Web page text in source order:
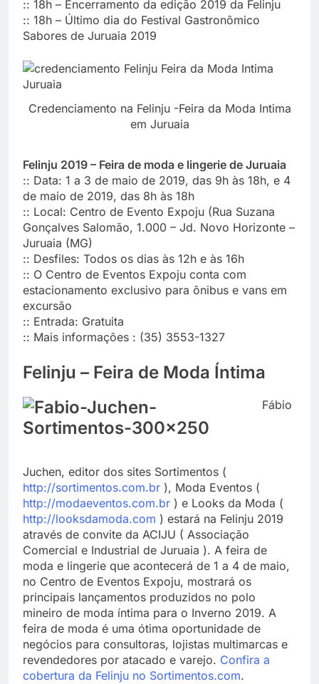
:: 18h – Encerramento da edição 2019 da Felinju
:: 18h – Último dia do Festival Gastronômico
Sabores de Juruaia 2019
Credenciamento na Felinju -Feira da Moda Intima
em Juruaia
Felinju 2019 – Feira de moda e lingerie de Juruaia
:: Data: 1 a 3 de maio de 2019, das 9h às 18h, e 4
de maio de 2019, das 8h às 18h
:: Local: Centro de Evento Expoju (Rua Suzana
Gonçalves Salomão, 1.000 – Jd. Novo Horizonte –
Juruaia (MG)
:: Desfiles: Todos os dias às 12h e às 16h
:: O Centro de Eventos Expoju conta com
estacionamento exclusivo para ônibus e vans em
excursão
:: Entrada: Gratuita
:: Mais informações : (35) 3553-1327
Felinju – Feira de Moda Íntima
Fábio
Juchen, editor dos sites Sortimentos (
http://sortimentos.com.br ), Moda Eventos (
http://modaeventos.com.br ) e Looks da Moda (
http://looksdamoda.com ) estará na Felinju 2019
através de convite da ACIJU ( Associação
Comercial e Industrial de Juruaia ). A feira de
moda e lingerie que acontecerá de 1 a 4 de maio,
no Centro de Eventos Expoju, mostrará os
principais lançamentos produzidos no polo
mineiro de moda íntima para o Inverno 2019. A
feira de moda é uma ótima oportunidade de
negócios para consultoras, lojistas multimarcas e
revendedores por atacado e varejo. Confira a
cobertura da Felinju no Sortimentos.com.